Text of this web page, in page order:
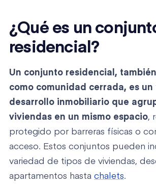
¿Qué es un
residencial?
Un conjunto residencial,
como comunidad cerrada, es un
desarrollo inmobiliario que
viviendas en un mismo espacio,
protegido por barreras físicas o
acceso. Estos conjuntos pueden
variedad de tipos de viviendas,
apartamentos hasta chalets.